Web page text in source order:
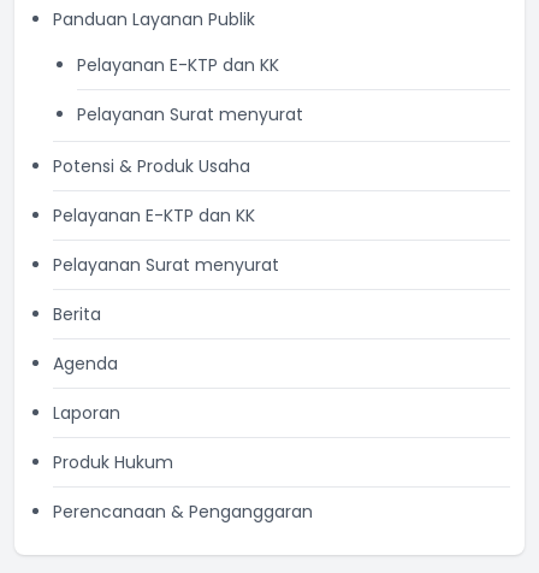
Panduan Layanan Publik
Pelayanan E-KTP dan KK
Pelayanan Surat menyurat
Potensi & Produk Usaha
Pelayanan E-KTP dan KK
Pelayanan Surat menyurat
Berita
Agenda
Laporan
Produk Hukum
Perencanaan & Penganggaran